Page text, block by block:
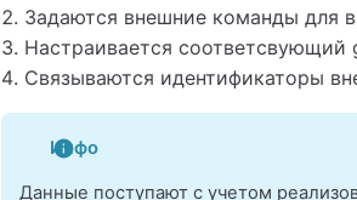
Задаются внешние команды для
Настраивается соответсвующий
Связываются идентификаторы
Инфо
Данные поступают с учетом